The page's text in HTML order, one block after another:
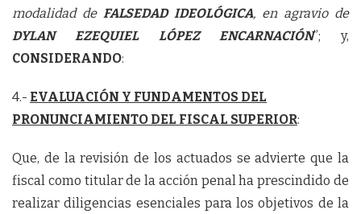
modalidad de FALSEDAD IDEOLÓGICA, en agravio de
DYLAN EZEQUIEL LÓPEZ ENCARNACIÓN”; y,
CONSIDERANDO:
4.- EVALUACIÓN Y FUNDAMENTOS DEL
PRONUNCIAMIENTO DEL FISCAL SUPERIOR:
Que, de la revisión de los actuados se advierte que la
fiscal como titular de la acción penal ha prescindido de
realizar diligencias esenciales para los objetivos de la